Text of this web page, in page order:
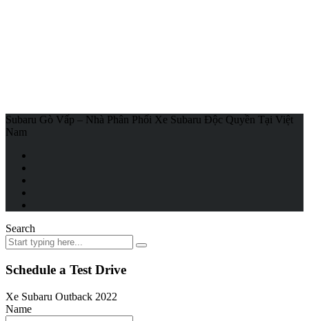
Subaru Gò Vấp – Nhà Phân Phối Xe Subaru Độc Quyền Tại Việt
Nam
Search
Schedule a Test Drive
Xe Subaru Outback 2022
Name